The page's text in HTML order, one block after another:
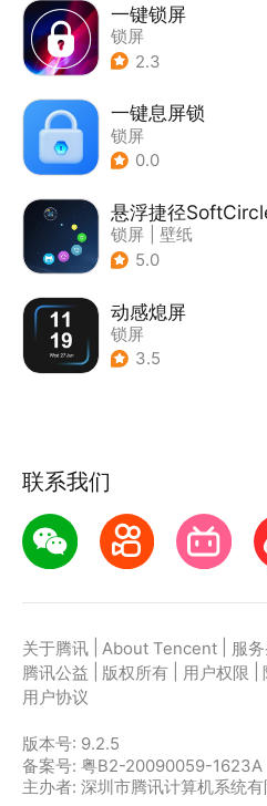
一键锁屏
锁屏
2.3
一键息屏锁
锁屏
0.0
悬浮捷径
锁屏
壁纸
5.0
动感熄屏
锁屏
3.5
联系我们
关于腾讯 About Tencent 服
腾讯公益
版权所有 用户权限
用户协议
版本号: 9.2.5
备案号: 粤B2-20090059-1623A
主办者: 深圳市腾讯计算机系统有